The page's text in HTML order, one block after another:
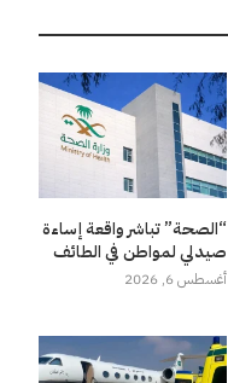
“الصحة” تباشر واقعة إساءة
صيدلي لمواطن في الطائف
أغسطس 6, 2026